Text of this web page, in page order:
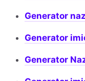
Generator
Generator
Generator